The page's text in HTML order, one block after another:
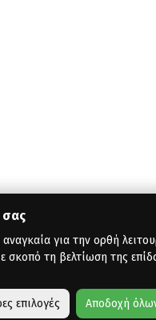
σας
για την ορθή
σκοπό τη βελτίωση της
επιλογές Αποδοχή